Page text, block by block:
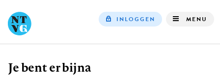
INLOGGEN MENU
Kruimelpad
Je bent er bijna